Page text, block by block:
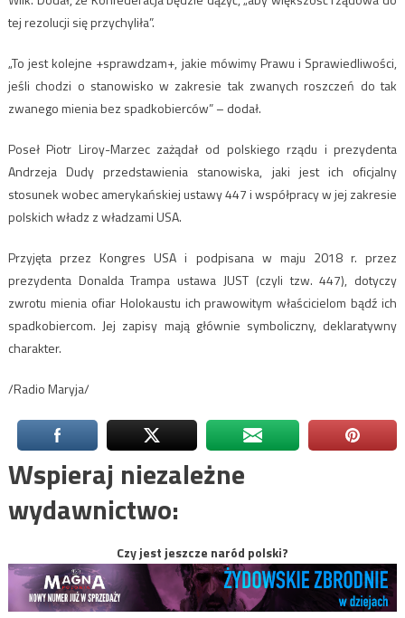
tej rezolucji się przychyliła”.
„To jest kolejne +sprawdzam+, jakie mówimy Prawu i Sprawiedliwości,
jeśli chodzi o stanowisko w zakresie tak zwanych roszczeń do tak
zwanego mienia bez spadkobierców” – dodał.
Poseł Piotr Liroy-Marzec zażądał od polskiego rządu i prezydenta
Andrzeja Dudy przedstawienia stanowiska, jaki jest ich oficjalny
stosunek wobec amerykańskiej ustawy 447 i współpracy w jej zakresie
polskich władz z władzami USA.
Przyjęta przez Kongres USA i podpisana w maju 2018 r. przez
prezydenta Donalda Trampa ustawa JUST (czyli tzw. 447), dotyczy
zwrotu mienia ofiar Holokaustu ich prawowitym właścicielom bądź ich
spadkobiercom. Jej zapisy mają głównie symboliczny, deklaratywny
charakter.
/Radio Maryja/
Wspieraj niezależne
wydawnictwo:
Czy jest jeszcze naród polski?